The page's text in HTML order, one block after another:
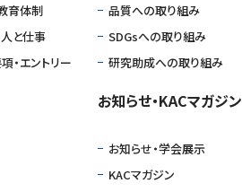
育体制
と仕事
・エントリー
品質への取り組み
SDGsへの取り組み
研究助成への取り組み
お知らせ・KACマガジン
お知らせ・学会展⽰
KACマガジン